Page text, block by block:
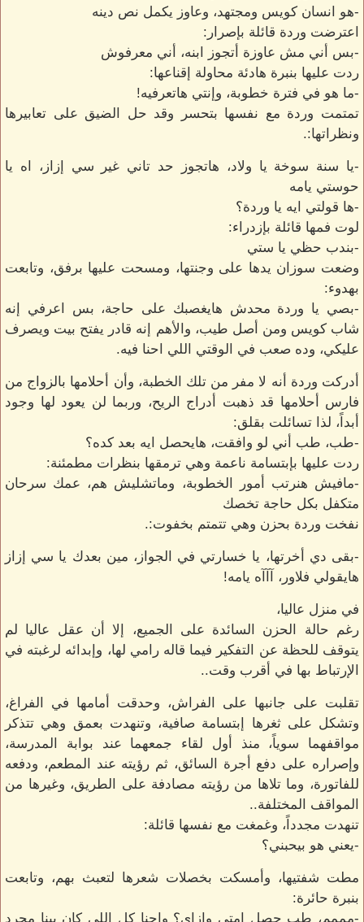
-هو انسان كويس ومجتهد، وعاوز يكمل نص دينه
اعترضت وردة قائلة بإصرار:
-بس أني مش عاوزة أتجوز ابنه، أني معرفوش
ردت عليها بنبرة هادئة محاولة إقناعها:
-ما هو في فترة خطوبة، وإنتي هاتعرفيه!
تمتمت وردة مع نفسها بتحسر وقد حل الضيق على تعابيرها
ونظراتها:.
-يا سنة سوخة يا ولاد، هاتجوز حد تاني غير سي إزاز، اه يا
حوستي يامه
-ها قولتي ايه يا وردة؟
لوت فمها قائلة بإزدراء:
-بندب حظي يا ستي
وضعت سوزان يدها على وجنتها، ومسحت عليها برفق، وتابعت
بهدوء:
-بصي يا وردة محدش هايغصبك على حاجة، بس اعرفي إنه
شاب كويس ومن أصل طيب، والأهم إنه قادر يفتح بيت ويصرف
عليكي، وده صعب في الوقتي اللي احنا فيه.
أدركت وردة أنه لا مفر من تلك الخطبة، وأن أحلامها بالزواج من
فارس أحلامها قد ذهبت أدراج الريح، وربما لن يعود لها وجود
أبداً، لذا تسائلت بقلق:
-طب، طب أني لو وافقت، هايحصل ايه بعد كده؟
ردت عليها بإبتسامة ناعمة وهي ترمقها بنظرات مطمئنة:
-مافيش هنرتب أمور الخطوبة، وماتشليش هم، عمك سرحان
متكفل بكل حاجة تخصك
نفخت وردة بحزن وهي تتمتم بخفوت:.
-بقى دي أخرتها، يا خسارتي في الجواز، مين بعدك يا سي إزاز
هايقولي فلاور، آآآه يامه!
في منزل عاليا،
رغم حالة الحزن السائدة على الجميع، إلا أن عقل عاليا لم
يتوقف للحظة عن التفكير فيما قاله رامي لها، وإبدائه لرغبته في
الإرتباط بها في أقرب وقت..
تقلبت على جانبها على الفراش، وحدقت أمامها في الفراغ،
وتشكل على ثغرها إبتسامة صافية، وتنهدت بعمق وهي تتذكر
مواقفهما سوياً، منذ أول لقاء جمعهما عند بوابة المدرسة،
وإصراره على دفع أجرة السائق، ثم رؤيته عند المطعم، ودفعه
للفاتورة، وما تلاها من رؤيته مصادفة على الطريق، وغيرها من
المواقف المختلفة..
تنهدت مجدداً، وغمغت مع نفسها قائلة:
-يعني هو بيحبني؟
مطت شفتيها، وأمسكت بخصلات شعرها لتعبث بهم، وتابعت
بنبرة حائرة:
-مممم، طب حصل امتى وازاي؟ واحنا كل اللي كان بينا مجرد